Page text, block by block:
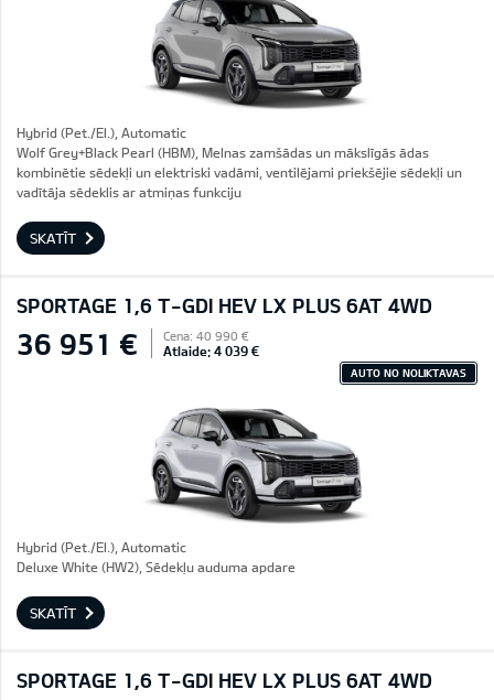
Hybrid (Pet./El.), Automatic
Wolf Grey+Black Pearl (HBM), Melnas zamšādas un mākslīgās ādas
kombinētie sēdekļi un elektriski vadāmi, ventilējami priekšējie sēdekļi un
vadītāja sēdeklis ar atmiņas funkciju
SKATĪT
SPORTAGE 1,6 T-GDI HEV LX PLUS 6AT 4WD
36 951 € Cena: 40 990 €
Atlaide: 4 039 €
AUTO NO NOLIKTAVAS
Hybrid (Pet./El.), Automatic
Deluxe White (HW2), Sēdekļu auduma apdare
SKATĪT
SPORTAGE 1,6 T-GDI HEV LX PLUS 6AT 4WD